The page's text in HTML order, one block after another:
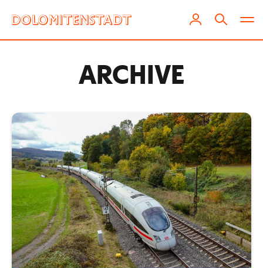
ARCHIVE